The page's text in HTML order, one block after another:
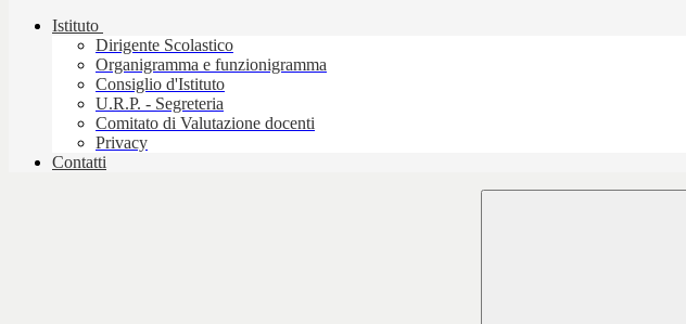
Istituto
Dirigente Scolastico
Organigramma e funzionigramma
Consiglio d'Istituto
U.R.P. - Segreteria
Comitato di Valutazione docenti
Privacy
Contatti